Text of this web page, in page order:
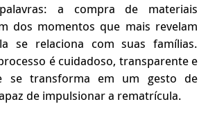
a compra de materiais
dos momentos que mais revelam
se relaciona com suas famílias.
é cuidadoso, transparente e
se transforma em um gesto de
de impulsionar a rematrícula.